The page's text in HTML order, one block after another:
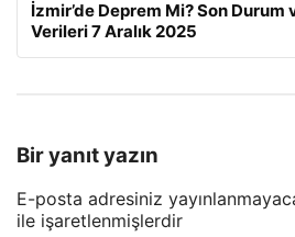
İzmir’de Deprem Mi? Son Durum
Verileri 7 Aralık 2025
Bir yanıt yazın
E-posta adresiniz
ile işaretlenmişlerdir